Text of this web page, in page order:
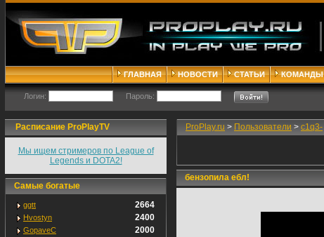
ГЛАВНАЯ НОВОСТИ СТАТЬИ КОМАНДЫ
Логин: Пароль:
Расписание ProPlayTV
Мы ищем стримеров по League of
Legends и DOTA2!
Самые богатые
ggtt 2664
Hvostyn 2400
GopaveC 2000
ProPlay.ru > Пользователи > c1q3-
бензопила ебл!